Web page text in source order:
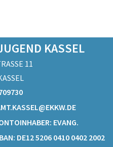
KASSEL
11
EVANG.
DE12 5206 0410 0402 2002